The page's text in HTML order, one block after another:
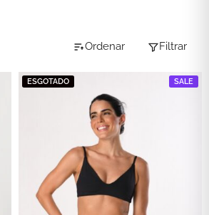
Ordenar Filtrar
ESGOTADO SALE